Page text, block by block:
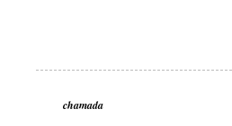
chamada